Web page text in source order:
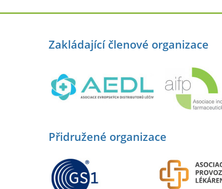
Zakládající členové organizace
Přidružené organizace